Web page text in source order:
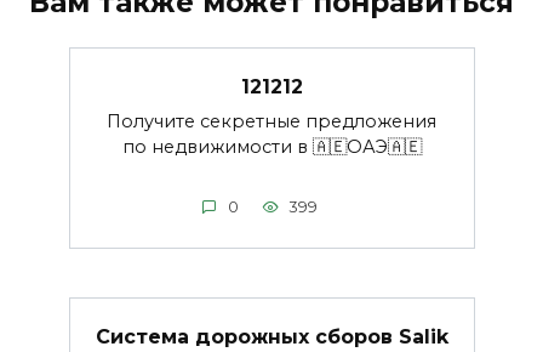
121212
Получите секретные предложения
по недвижимости в 🇦🇪ОАЭ🇦🇪
0 399
Система дорожных сборов Salik